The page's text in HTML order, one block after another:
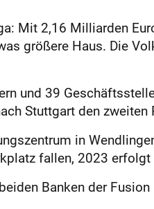
Mit 2,16 Milliarden
größere Haus. Die
und 39
Stuttgart den zweiten
in
fallen, 2023 erfolgt
Banken der Fusion